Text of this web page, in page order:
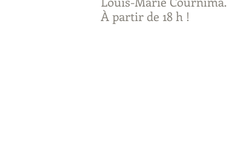
À partir de 18 h !